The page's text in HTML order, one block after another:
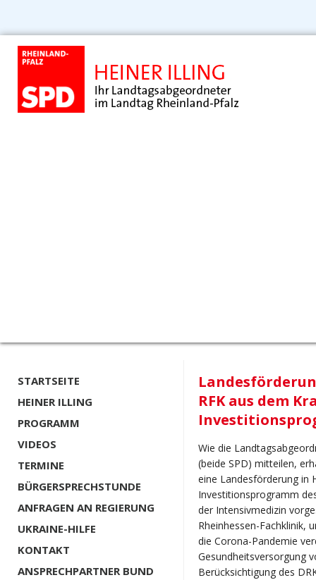
STARTSEITE
HEINER ILLING
PROGRAMM
VIDEOS
TERMINE
BÜRGERSPRECHSTUNDE
ANFRAGEN AN REGIERUNG
UKRAINE-HILFE
KONTAKT
ANSPRECHPARTNER BUND
RFK aus dem
Wie die
(beide SPD) mitteilen,
eine Landesförderung in
Investitionsprogramm
der Intensivmedizin
Rheinhessen-Fachklinik,
die Corona-Pandemie
Gesundheitsversorgung
Berücksichtigung des